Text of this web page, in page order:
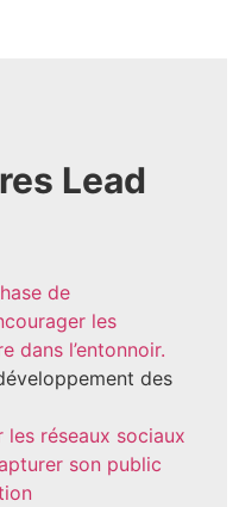
Lead
de
les
dans l’entonnoir.
des
les réseaux sociaux
son public